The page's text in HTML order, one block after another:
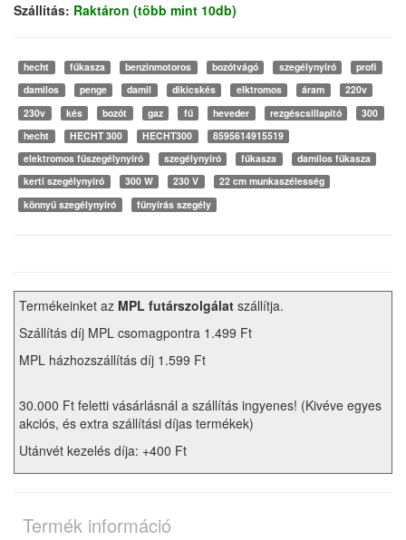
Szállítás: Raktáron (több mint 10db)
hecht fűkasza benzinmotoros bozótvágó szegélynyíró
profi
damilos
penge damil dikicskés elktromos áram
220v
230v
kés bozót gaz fű heveder rezgéscsillapító
300
hecht
HECHT 300 HECHT300
8595614915519
elektromos fűszegélynyíró
szegélynyíró fűkasza
damilos fűkasza
kerti szegélynyíró
300 W 230 V
22 cm munkaszélesség
könnyű szegélynyíró
fűnyírás szegély
Termékeinket az MPL futárszolgálat szállítja.
Szállítás díj MPL csomagpontra 1.499 Ft
MPL házhozszállítás díj 1.599 Ft
30.000 Ft feletti vásárlásnál a szállítás ingyenes! (Kivéve egyes
akciós, és extra szállítási díjas termékek)
Utánvét kezelés díja: +400 Ft
Termék információ